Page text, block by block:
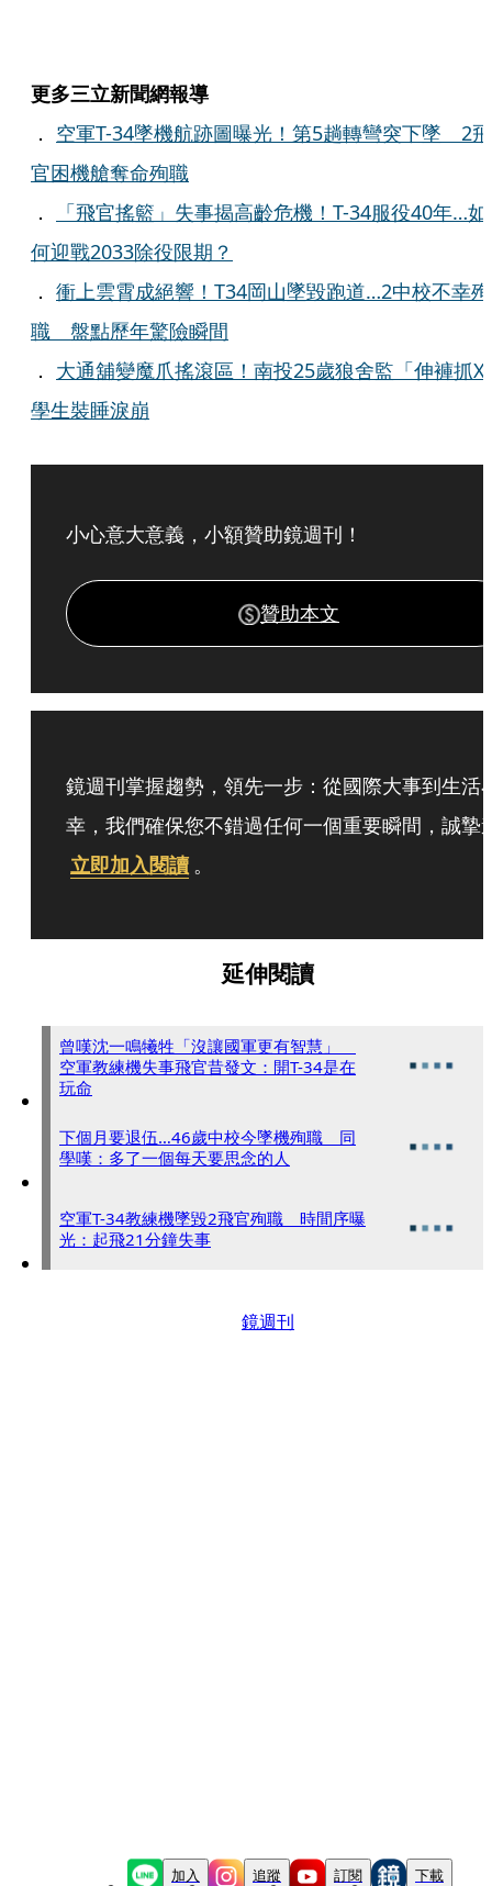
更多三立新聞網報導
． 空軍T-34墜機航跡圖曝光！第5趟轉彎突下墜 2飛
官困機艙奪命殉職
．
「飛官搖籃」失事揭高齡危機！T-34服役40年…如
何迎戰2033除役限期？
． 衝上雲霄成絕響！T34岡山墜毀跑道…2中校不幸殉
職 盤點歷年驚險瞬間
． 大通舖變魔爪搖滾區！南投25歲狼舍監「伸褲抓X
學生裝睡淚崩
小心意大意義，小額贊助鏡週刊！
贊助本文
鏡週刊掌握趨勢，領先一步：從國際大事到生活
幸，我們確保您不錯過任何一個重要瞬間，誠摯
立即加入閱讀 。
延伸閱讀
曾嘆沈一鳴犧牲「沒讓國軍更有智慧」
空軍教練機失事飛官昔發文：開T-34是在
玩命
下個月要退伍…46歲中校今墜機殉職 同
學嘆：多了一個每天要思念的人
空軍T-34教練機墜毀2飛官殉職 時間序曝
光：起飛21分鐘失事
鏡週刊
加入 追蹤 訂閱 下載